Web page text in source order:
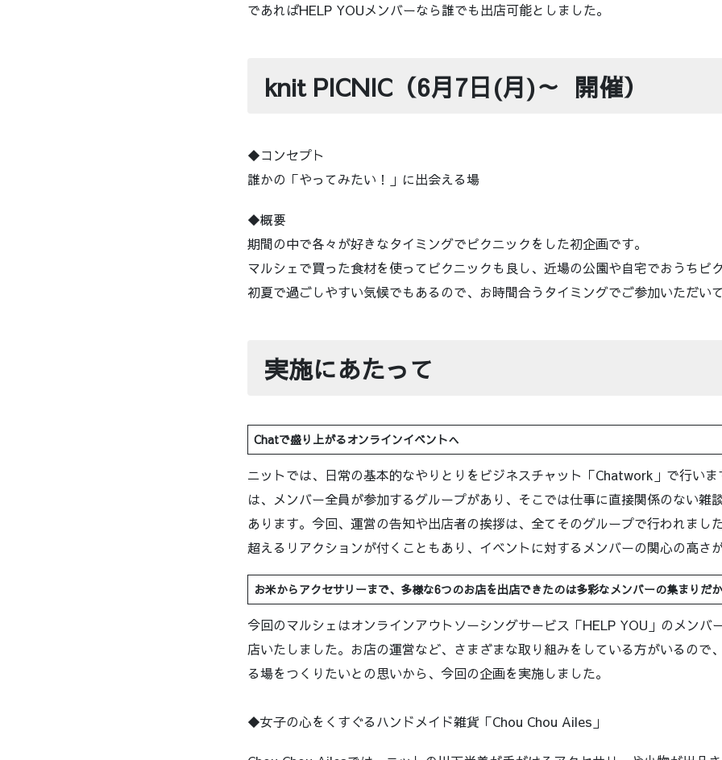
であればHELP YOUメンバーなら誰でも出店可能としました。
knit PICNIC（6月7日(月)～ 開催）
◆コンセプト
誰かの「やってみたい！」に出会える場
◆概要
期間の中で各々が好きなタイミングでピクニックをした初企画です。
マルシェで買った食材を使ってピクニックも良し、近場の公園や自宅でおうちピ
初夏で過ごしやすい気候でもあるので、お時間合うタイミングでご参加いただい
実施にあたって
Chatで盛り上がるオンラインイベントへ
ニットでは、日常の基本的なやりとりをビジネスチャット「Chatwork」で行い
は、メンバー全員が参加するグループがあり、そこでは仕事に直接関係のない雑
あります。今回、運営の告知や出店者の挨拶は、全てそのグループで行われまし
超えるリアクションが付くこともあり、イベントに対するメンバーの関心の高さ
お米からアクセサリーまで、多様な6つのお店を出店できたのは多彩なメンバーの集まりだ
今回のマルシェはオンラインアウトソーシングサービス「HELP YOU」のメンバ
店いたしました。お店の運営など、さまざまな取り組みをしている方がいるので
る場をつくりたいとの思いから、今回の企画を実施しました。
◆女子の心をくすぐるハンドメイド雑貨「Chou Chou Ailes」